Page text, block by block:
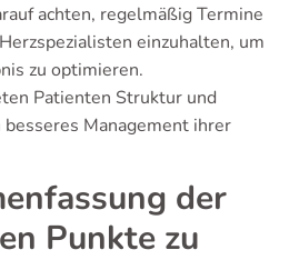
achten, regelmäßig Termine
einzuhalten, um
zu optimieren.
Patienten Struktur und
Management ihrer
der
Punkte zu